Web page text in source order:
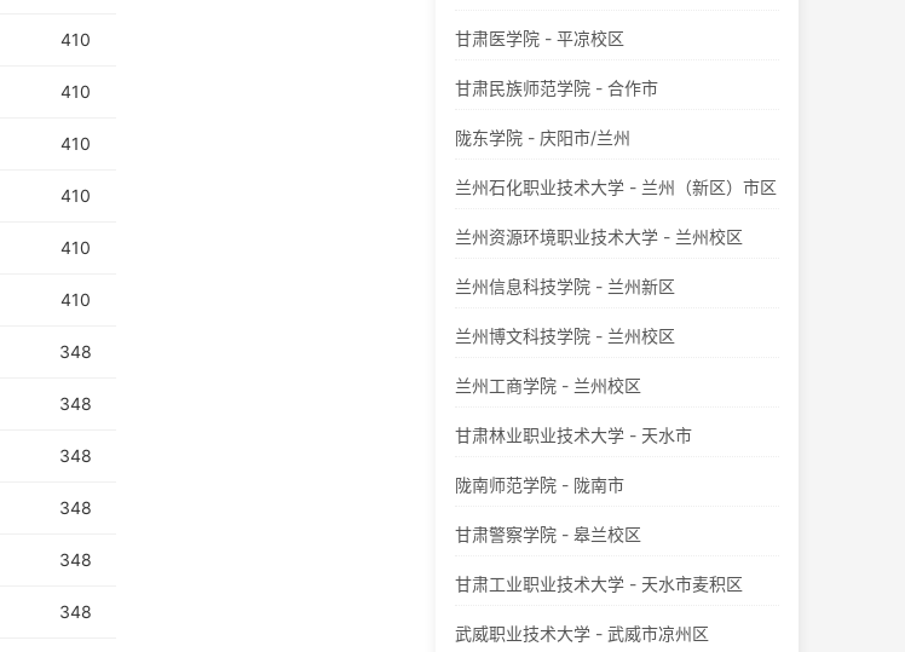
410
410
410
410
410
410
348
348
348
348
348
348
甘肃医学院 - 平凉校区
甘肃民族师范学院 - 合作市
陇东学院 - 庆阳市/兰州
兰州石化职业技术大学 - 兰州（新区）市区
兰州资源环境职业技术大学 - 兰州校区
兰州信息科技学院 - 兰州新区
兰州博文科技学院 - 兰州校区
兰州工商学院 - 兰州校区
甘肃林业职业技术大学 - 天水市
陇南师范学院 - 陇南市
甘肃警察学院 - 皋兰校区
甘肃工业职业技术大学 - 天水市麦积区
武威职业技术大学 - 武威市凉州区